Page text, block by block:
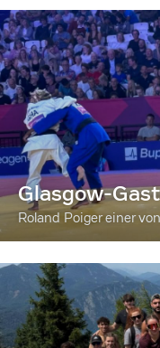
Glasgow-
Roland Poiger einer